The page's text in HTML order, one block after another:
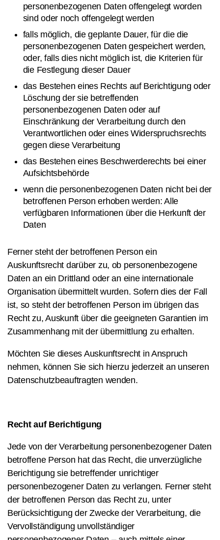
personenbezogenen Daten offengelegt worden
sind oder noch offengelegt werden
falls möglich, die geplante Dauer, für die die
personenbezogenen Daten gespeichert werden,
oder, falls dies nicht möglich ist, die Kriterien für
die Festlegung dieser Dauer
das Bestehen eines Rechts auf Berichtigung oder
Löschung der sie betreffenden
personenbezogenen Daten oder auf
Einschränkung der Verarbeitung durch den
Verantwortlichen oder eines Widerspruchsrechts
gegen diese Verarbeitung
das Bestehen eines Beschwerderechts bei einer
Aufsichtsbehörde
wenn die personenbezogenen Daten nicht bei der
betroffenen Person erhoben werden: Alle
verfügbaren Informationen über die Herkunft der
Daten
Ferner steht der betroffenen Person ein
Auskunftsrecht darüber zu, ob personenbezogene
Daten an ein Drittland oder an eine internationale
Organisation übermittelt wurden. Sofern dies der Fall
ist, so steht der betroffenen Person im übrigen das
Recht zu, Auskunft über die geeigneten Garantien im
Zusammenhang mit der übermittlung zu erhalten.
Möchten Sie dieses Auskunftsrecht in Anspruch
nehmen, können Sie sich hierzu jederzeit an unseren
Datenschutzbeauftragten wenden.
Recht auf Berichtigung
Jede von der Verarbeitung personenbezogener Daten
betroffene Person hat das Recht, die unverzügliche
Berichtigung sie betreffender unrichtiger
personenbezogener Daten zu verlangen. Ferner steht
der betroffenen Person das Recht zu, unter
Berücksichtigung der Zwecke der Verarbeitung, die
Vervollständigung unvollständiger